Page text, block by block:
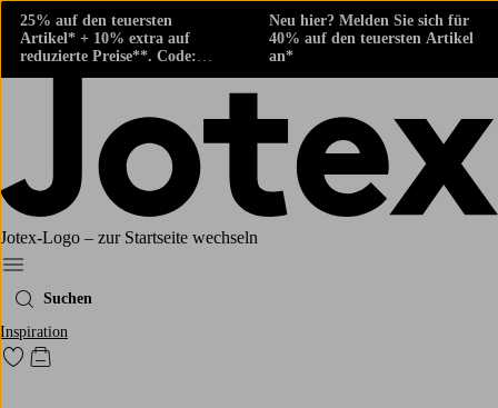
25% auf den teuersten
Artikel* + 10% extra auf
reduzierte Preise**. Code:
424882
Neu hier? Melden Sie sich für
40% auf den teuersten Artikel
an*
Jotex-Logo – zur Startseite wechseln
Ellos‘ Menü
Suchen
Inspiration
Zu den als Favoriten markierten Produkten gehen
Zum Warenkorb